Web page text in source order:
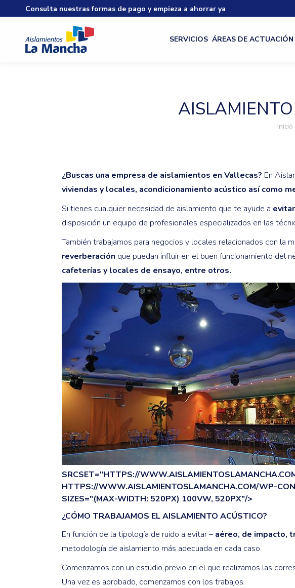
Consulta nuestras formas de pago y empieza a ahorrar ya
SERVICIOS ÁREAS DE ACTUACIÓN
Inicio
¿Buscas una empresa de aislamientos en Vallecas? En
viviendas y locales, acondicionamiento acústico así como
Si tienes cualquier necesidad de aislamiento que te ayude a
disposición un equipo de profesionales especializados en las
También trabajamos para negocios y locales relacionados con la
reverberación que puedan influir en el buen funcionamiento del
cafeterías y locales de ensayo, entre otros.
SRCSET="HTTPS://
HTTPS://WWW.AISLAMIENTOSLAMANCHA.COM/WP-
SIZES="(MAX-WIDTH: 520PX) 100VW, 520PX"/>
¿CÓMO TRABAJAMOS EL AISLAMIENTO ACÚSTICO?
En función de la tipología de ruido a evitar – aéreo, de impacto,
metodología de aislamiento más adecuada en cada caso.
Comenzamos con un estudio previo en el que realizamos las
Una vez es aprobado, comenzamos con los trabajos.